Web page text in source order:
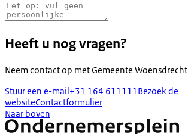
Heeft u nog vragen?
Neem contact op metGemeente Woensdrecht
Stuur een e-mail+31 164 611111 Bezoek de
websiteContactformulier
Naar boven